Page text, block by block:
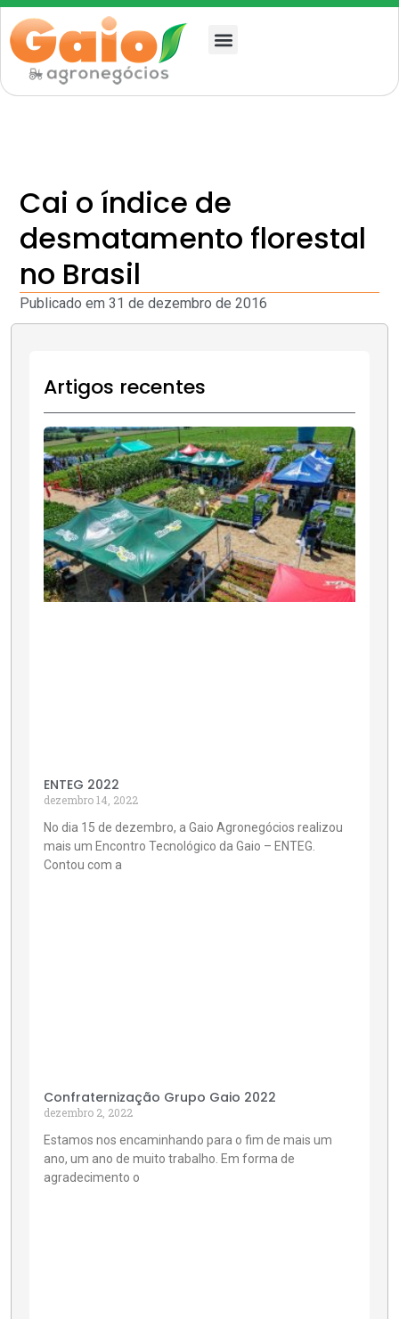
Cai o índice de
desmatamento florestal
no Brasil
Publicado em 31 de dezembro de 2016
Artigos recentes
ENTEG 2022
dezembro 14, 2022
No dia 15 de dezembro, a Gaio Agronegócios realizou
mais um Encontro Tecnológico da Gaio – ENTEG.
Contou com a
Confraternização Grupo Gaio 2022
dezembro 2, 2022
Estamos nos encaminhando para o fim de mais um
ano, um ano de muito trabalho. Em forma de
agradecimento o